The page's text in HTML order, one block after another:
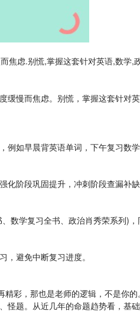
焦虑.别慌,掌握这套针对英语,数
慢而焦虑。别慌，掌握这套针对
如早晨背英语单词，下午复习数学
阶段巩固提升，冲刺阶段查漏补缺
学复习全书、政治肖秀荣系列)，
避免中断复习进度。
，那也是老师的逻辑，不是你
题。从近几年的命题趋势看，